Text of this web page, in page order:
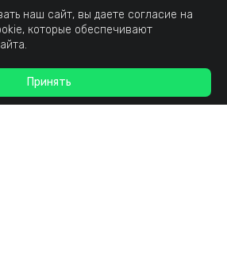
наш сайт, вы даете согласие на
которые обеспечивают
Принять